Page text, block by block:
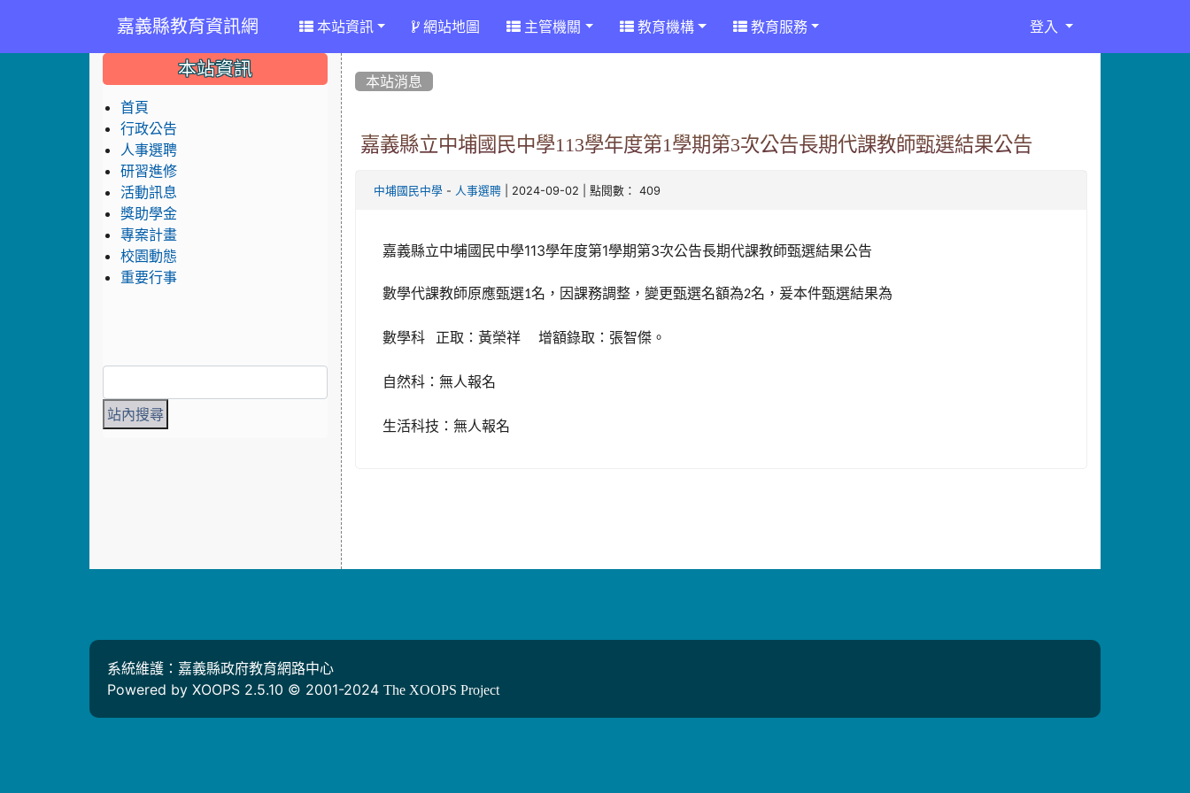
嘉義縣教育資訊網 本站資訊 網站地圖 主管機關 教育機構 教育服務 登入
本站消息
嘉義縣立中埔國民中學113學年度第1學期第3次公告長期代課教師甄選結果公告
中埔國民中學 - 人事選聘 | 2024-09-02 | 點閱數： 409
嘉義縣立中埔國民中學113學年度第1學期第3次公告長期代課教師甄選結果公告
數學代課教師原應甄選1名，因課務調整，變更甄選名額為2名，爰本件甄選結果為
數學科 正取：黃榮祥 增額錄取：張智傑。
自然科：無人報名
生活科技：無人報名
::: 本站資訊
首頁
行政公告
人事選聘
研習進修
活動訊息
獎助學金
專案計畫
校園動態
重要行事
系統維護：嘉義縣政府教育網路中心
Powered by XOOPS 2.5.10 © 2001-2024 The XOOPS Project